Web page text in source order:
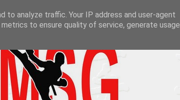
to analyze traffic. Your IP address and user-agent
to ensure quality of service, generate usage